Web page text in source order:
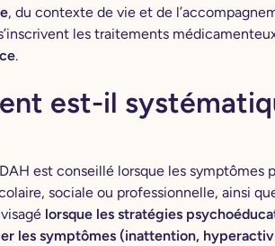
, du contexte de vie et de
les traitements
.
est-il
est conseillé lorsque les symptômes
sociale ou professionnelle, ainsi
lorsque les stratégies
les symptômes (inattention,